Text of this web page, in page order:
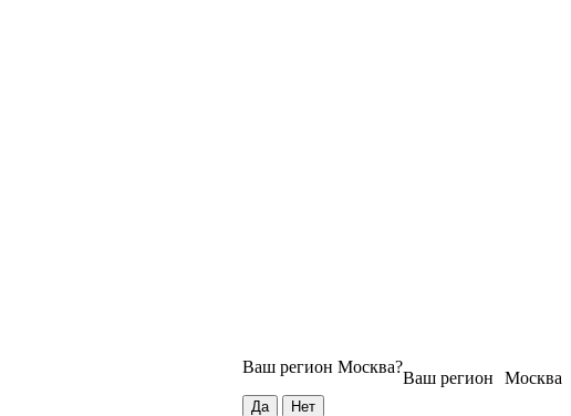
Москва
Ваш регион
Ваш регион Москва?